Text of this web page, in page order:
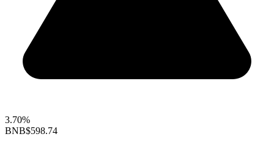
3.70%
BNB$598.74